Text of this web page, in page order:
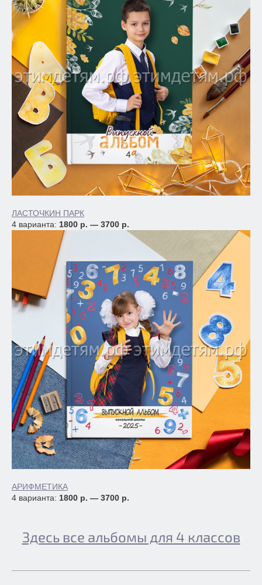
ЛАСТОЧКИН ПАРК
4 варианта: 1800 р. — 3700 р.
АРИФМЕТИКА
4 варианта: 1800 р. — 3700 р.
Здесь все альбомы для 4 классов